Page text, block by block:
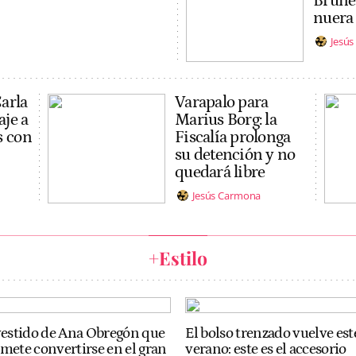
a
con
Varapalo para
Marius Borg: la
Fiscalía prolonga
su detención y no
quedará libre
Jesús Carmona
+Estilo
de Ana Obregón que
convertirse en el gran
El bolso trenzado vuelve
verano: este es el accesorio